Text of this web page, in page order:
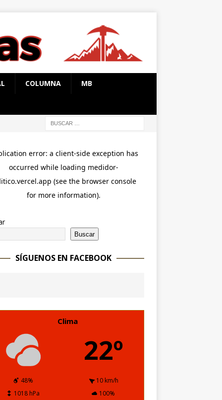
COLUMNA MB
Buscar
SÍGUENOS EN FACEBOOK
Clima
22º
48%
10 km/h
1018 hPa
100%